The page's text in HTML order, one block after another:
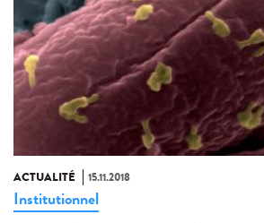
ACTUALITÉ 15.11.2018
Institutionnel